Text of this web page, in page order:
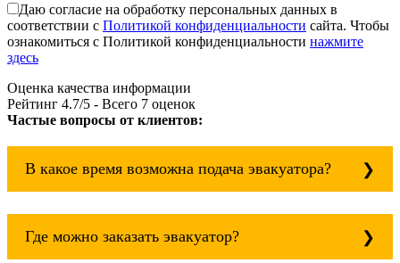
Даю согласие на обработку персональных данных в
соответствии с Политикой конфиденциальности сайта. Чтобы
ознакомиться с Политикой конфиденциальности нажмите
здесь
Оценка качества информации
Рейтинг 4.7/5 - Всего 7 оценок
Частые вопросы от клиентов:
В какое время возможна подача эвакуатора?
Даниловский всегда рядом!
Где можно заказать эвакуатор?